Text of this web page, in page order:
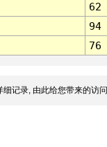
62
94
76
记录, 由此给您带来的访